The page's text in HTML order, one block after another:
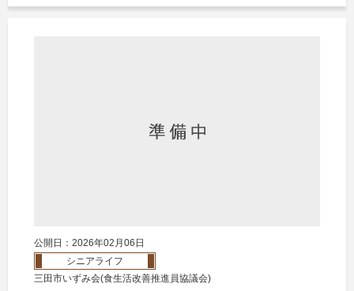
公開日：2026年02月06日
シニアライフ
三田市いずみ会(食生活改善推進員協議会)